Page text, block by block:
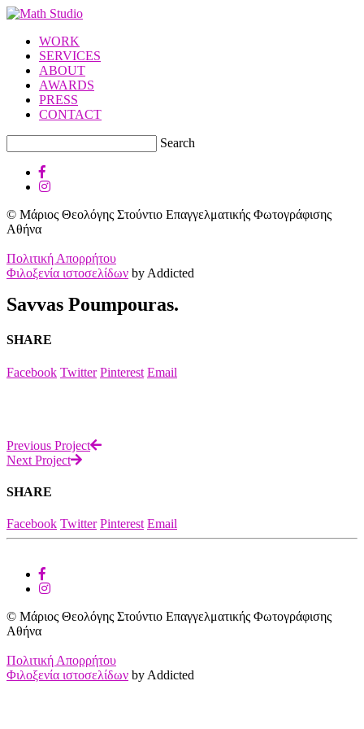
WORK
SERVICES
ABOUT
AWARDS
PRESS
CONTACT
Search
© Μάριος Θεολόγης Στούντιο Επαγγελματικής Φωτογράφισης
Αθήνα
Πολιτική Απορρήτου
Φιλοξενία ιστοσελίδων by Addicted
Savvas Poumpouras.
SHARE
Facebook Twitter Pinterest Email
Previous Project
Next Project
SHARE
Facebook Twitter Pinterest Email
© Μάριος Θεολόγης Στούντιο Επαγγελματικής Φωτογράφισης
Αθήνα
Πολιτική Απορρήτου
Φιλοξενία ιστοσελίδων by Addicted